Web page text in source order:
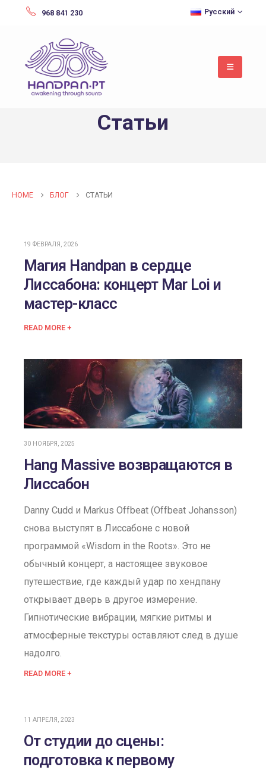
968 841 230 Русский
Статьи
HOME БЛОГ СТАТЬИ
19 ФЕВРАЛЯ, 2026
Магия Handpan в сердце
Лиссабона: концерт Mar Loi и
мастер-класс
READ MORE +
30 НОЯБРЯ, 2025
Hang Massive возвращаются в
Лиссабон
Danny Cudd и Markus Offbeat (Offbeat Johansson)
снова выступят в Лиссабоне с новой
программой «Wisdom in the Roots». Это не
обычный концерт, а настоящее звуковое
путешествие, где каждый удар по хендпану
открывает дверь в другое измерение.
Гипнотические вибрации, мягкие ритмы и
атмосферные текстуры оставляют след в душе
надолго.
READ MORE +
11 АПРЕЛЯ, 2023
От студии до сцены:
подготовка к первому